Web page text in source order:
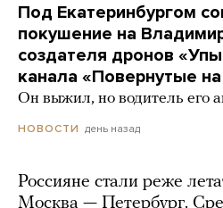
Под Екатеринбургом
покушение на
создателя дронов
канала «Повернутые
Он выжил, но водитель его
НОВОСТИ день назад
Россияне стали реже
Москва — Петербург.